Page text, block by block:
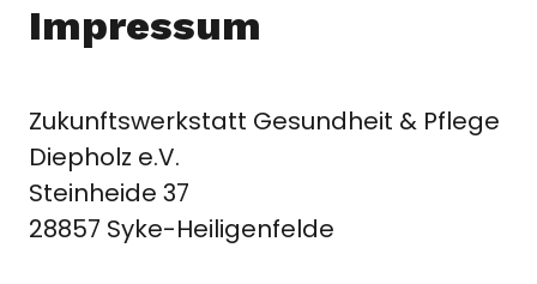
Impressum
Zukunftswerkstatt Gesundheit & Pflege
Diepholz e.V.
Steinheide 37
28857 Syke-Heiligenfelde